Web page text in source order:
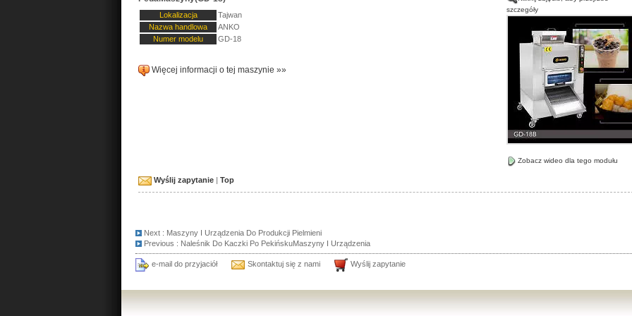
szczegóły
Zobacz wideo dla tego modułu
Lokalizacja
Tajwan
Nazwa handlowa
ANKO
Numer modelu
GD-18
Więcej informacji o tej maszynie »»
Wyślij zapytanie | Top
Next : Maszyny I Urządzenia Do Produkcji Pielmieni
Previous : Naleśnik Do Kaczki Po PekińskuMaszyny I Urządzenia
e-mail do przyjaciół Skontaktuj się z nami Wyślij zapytanie